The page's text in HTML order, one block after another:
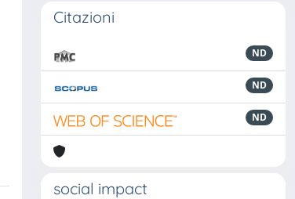
Citazioni
ND
ND
ND
social impact